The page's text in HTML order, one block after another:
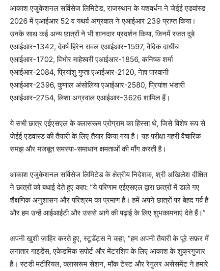
आकाश एजुकेशनल सर्विसेज लिमिटेड, राजस्थान के यशवर्धन ने जेईई एडवांस्ड
2026 में एआईआर 52 व यथर्व अग्रवाल ने एआईआर 239 प्राप्त किया।
उनके साथ कई अन्य छात्रों ने भी शानदार प्रदर्शन किया, जिनमें रजत दुबे
एआईआर-1342, देवर्ष हिरेन रावल एआईआर-1597, वैदिक दाधीच
एआईआर-1702, विभोर माहेश्वरी एआईआर-1856, कनिष्क शर्मा
एआईआर-2084, प्रियांशु गुप्ता एआईआर-2120, नेहा पारवानी
एआईआर-2396, कुणाल अंसोलिया एआईआर-2580, प्रियांश भंडारी
एआईआर-2754, लिशा अग्रवाल एआईआर-3626 शामिल हैं।
ये सभी छात्र एईएसएल के क्लासरूम प्रोग्राम का हिस्सा थे, जिसे विशेष रूप से
जेईई एडवांस्ड की तैयारी के लिए तैयार किया गया है। यह परीक्षा गहरी वैचारिक
समझ और मजबूत समस्या-समाधान क्षमताओं की माँग करती है।
आकाश एजुकेशनल सर्विसेज लिमिटेड के क्षेत्रीय निदेशक, श्री अखिलेश दीक्षित
ने छात्रों को बधाई देते हुए कहा: “ये परिणाम एईएसएल द्वारा छात्रों में डाले गए
शैक्षणिक अनुशासन और परिश्रम का प्रमाण हैं। हमें अपने छात्रों पर बेहद गर्व है
और हम उन्हें आईआईटी और उससे आगे की पढ़ाई के लिए शुभकामनाएं देते हैं।”
अपनी खुशी ज़ाहिर करते हुए, स्टूडेंट्स ने कहा, “हम अपनी तैयारी के पूरे सफ़र में
लगातार गाइडेंस, एकेडमिक सपोर्ट और मेंटरशिप के लिए आकाश के शुक्रगुजार
हैं। स्टडी मटीरियल, क्लासरूम सेशन, मॉक टेस्ट और रेगुलर असेसमेंट ने हमारे